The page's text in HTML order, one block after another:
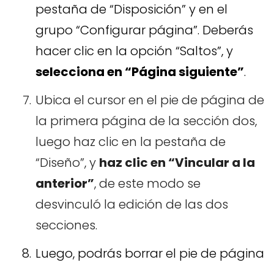
pestaña de “Disposición” y en el
grupo “Configurar página”. Deberás
hacer clic en la opción “Saltos”, y
selecciona en “Página siguiente”.
Ubica el cursor en el pie de página de
la primera página de la sección dos,
luego haz clic en la pestaña de
“Diseño”, y haz clic en “Vincular a la
anterior”, de este modo se
desvinculó la edición de las dos
secciones.
Luego, podrás borrar el pie de página